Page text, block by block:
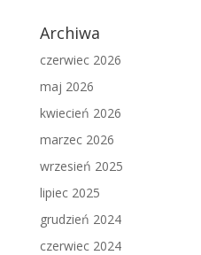
Archiwa
czerwiec 2026
maj 2026
kwiecień 2026
marzec 2026
wrzesień 2025
lipiec 2025
grudzień 2024
czerwiec 2024